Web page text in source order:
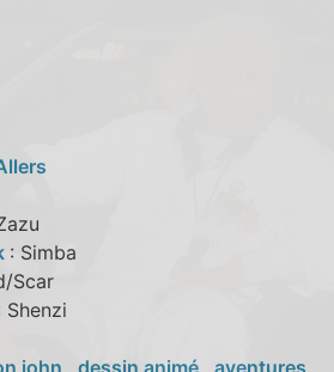
: Simba
Scar
Shenzi
john , dessin animé , aventures